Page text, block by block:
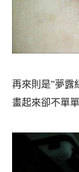
再來則是”夢露
畫起來卻不單